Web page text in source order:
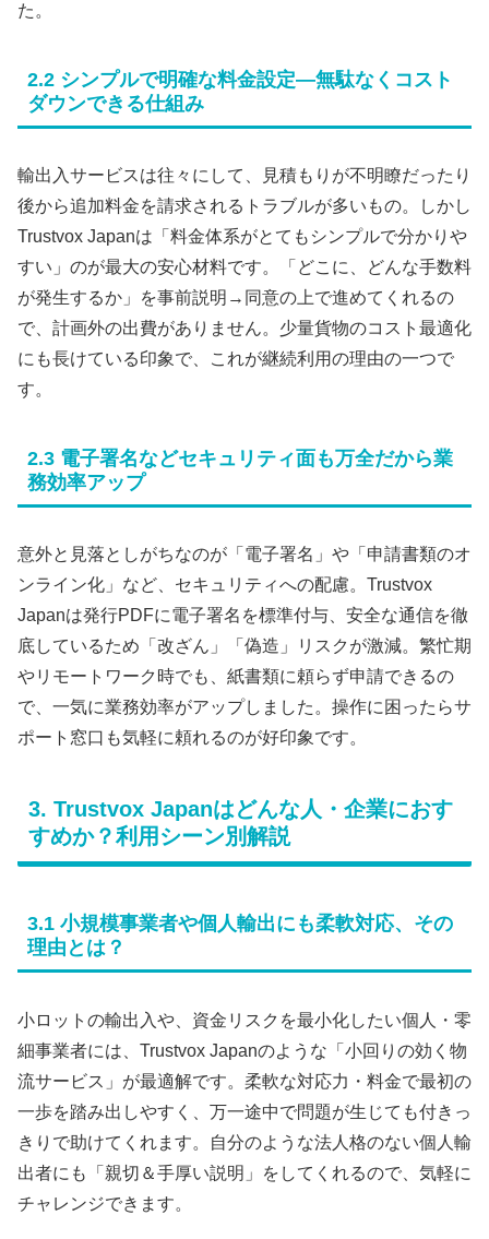
た。
2.2 シンプルで明確な料金設定―無駄なくコスト
ダウンできる仕組み
輸出入サービスは往々にして、見積もりが不明瞭だったり
後から追加料金を請求されるトラブルが多いもの。しかし
Trustvox Japanは「料金体系がとてもシンプルで分かりや
すい」のが最大の安心材料です。「どこに、どんな手数料
が発生するか」を事前説明→同意の上で進めてくれるの
で、計画外の出費がありません。少量貨物のコスト最適化
にも長けている印象で、これが継続利用の理由の一つで
す。
2.3 電子署名などセキュリティ面も万全だから業
務効率アップ
意外と見落としがちなのが「電子署名」や「申請書類のオ
ンライン化」など、セキュリティへの配慮。Trustvox
Japanは発行PDFに電子署名を標準付与、安全な通信を徹
底しているため「改ざん」「偽造」リスクが激減。繁忙期
やリモートワーク時でも、紙書類に頼らず申請できるの
で、一気に業務効率がアップしました。操作に困ったらサ
ポート窓口も気軽に頼れるのが好印象です。
3. Trustvox Japanはどんな人・企業におす
すめか？利用シーン別解説
3.1 小規模事業者や個人輸出にも柔軟対応、その
理由とは？
小ロットの輸出入や、資金リスクを最小化したい個人・零
細事業者には、Trustvox Japanのような「小回りの効く物
流サービス」が最適解です。柔軟な対応力・料金で最初の
一歩を踏み出しやすく、万一途中で問題が生じても付きっ
きりで助けてくれます。自分のような法人格のない個人輸
出者にも「親切＆手厚い説明」をしてくれるので、気軽に
チャレンジできます。